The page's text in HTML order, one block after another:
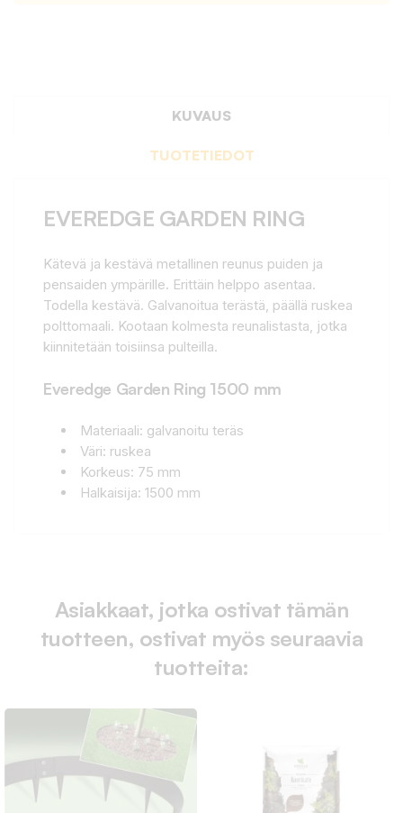
KUVAUS
TUOTETIEDOT
EVEREDGE GARDEN RING
Kätevä ja kestävä metallinen reunus puiden ja
pensaiden ympärille. Erittäin helppo asentaa.
Todella kestävä. Galvanoitua terästä, päällä ruskea
polttomaali. Kootaan kolmesta reunalistasta, jotka
kiinnitetään toisiinsa pulteilla.
Everedge Garden Ring 1500 mm
Materiaali: galvanoitu teräs
Väri: ruskea
Korkeus: 75 mm
Halkaisija: 1500 mm
Asiakkaat, jotka ostivat tämän
tuotteen, ostivat myös seuraavia
tuotteita: